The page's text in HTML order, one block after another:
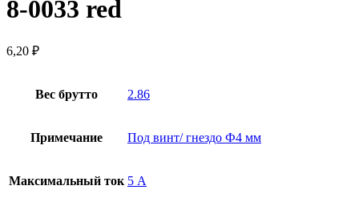
8-0033 red
6,20 ₽
Вес брутто 2.86
Примечание Под винт/ гнездо Ф4 мм
Максимальный ток 5 А